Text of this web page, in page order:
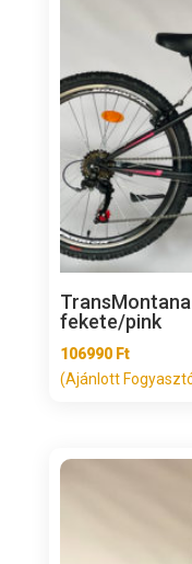
fekete/pink
106990 Ft
(Ajánlott